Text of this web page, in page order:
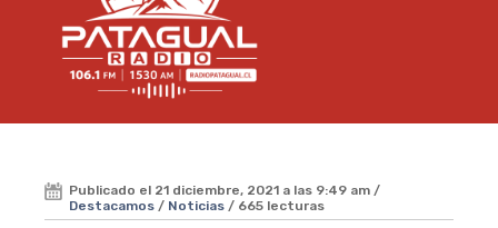
Publicado el 21 diciembre, 2021 a las 9:49 am /
Destacamos / Noticias / 665 lecturas